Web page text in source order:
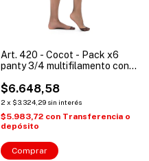
Art. 420 - Cocot - Pack x6
panty 3/4 multifilamento con
$6.648,58
2 x $3.324,29 sin interés
$5.983,72 con Transferencia o
depósito
Comprar